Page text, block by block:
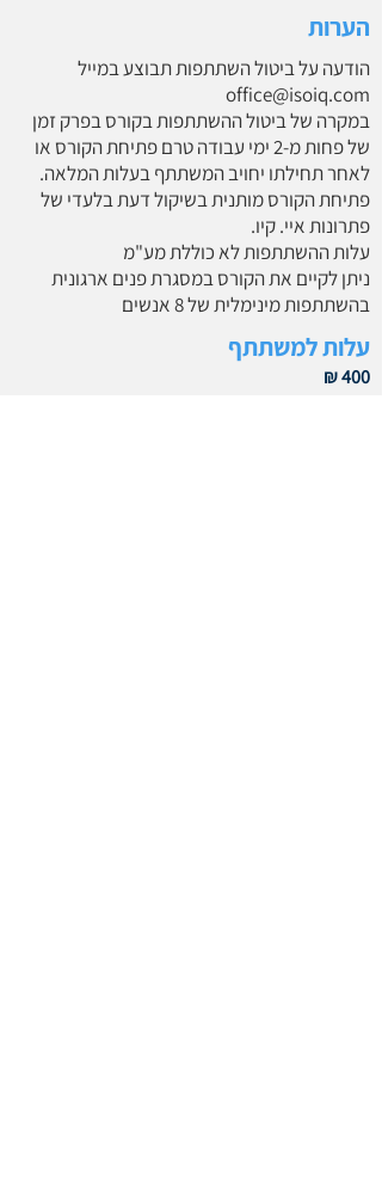
הערות
הודעה על ביטול השתתפות תבוצע במייל
office@isoiq.com
במקרה של ביטול ההשתתפות בקורס בפרק זמן
של פחות מ-2 ימי עבודה טרם פתיחת הקורס או
לאחר תחילתו יחויב המשתתף בעלות המלאה.
פתיחת הקורס מותנית בשיקול דעת בלעדי של
פתרונות איי. קיו.
עלות ההשתתפות לא כוללת מע"מ
ניתן לקיים את הקורס במסגרת פנים ארגונית
בהשתתפות מינימלית של 8 אנשים
עלות למשתתף
400 ₪